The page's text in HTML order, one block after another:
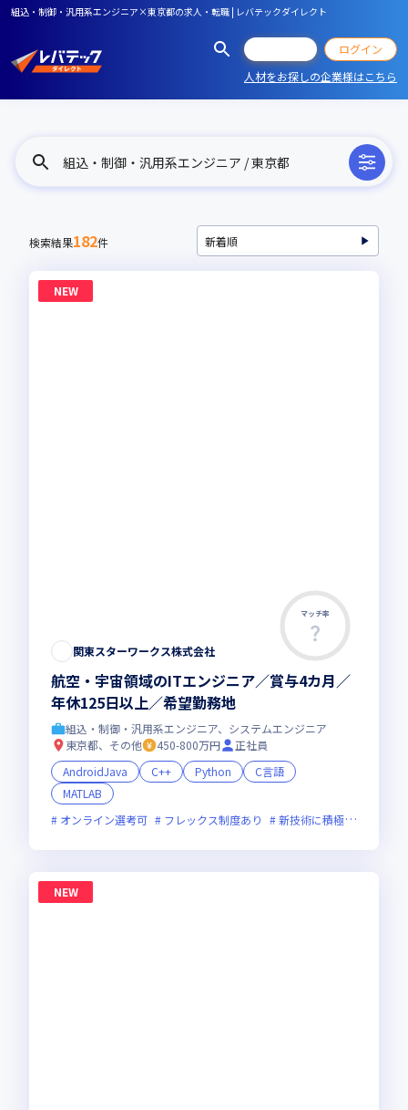
組込・制御・汎用系エンジニア×東京都の求人・転職 | レバテックダイレクト
ログイン
人材をお探しの企業様はこちら
組込・制御・汎用系エンジニア / 東京都
検索結果182件
NEW
マッチ率
関東スターワークス株式会社
航空・宇宙領域のITエンジニア／賞与4カ月／
年休125日以上／希望勤務地
組込・制御・汎用系エンジニア、システムエンジニア
東京都、その他
450-800万円
正社員
AndroidJava
C++ Python
C言語
MATLAB
オンライン選考可
フレックス制度あり 新技術に積極的
NEW